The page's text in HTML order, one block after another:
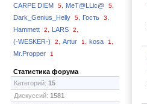
CARPE DIEM 5, MeT@LLic@ 5,
Dark_Genius_Helly 5, Гость 3,
Hammett 2, LARS 2,
(-WESKER-) 2, Artur 1, kosa 1,
Mr.Propper 1
Статистика форума
Категорий: 15
Дискуссий: 1581